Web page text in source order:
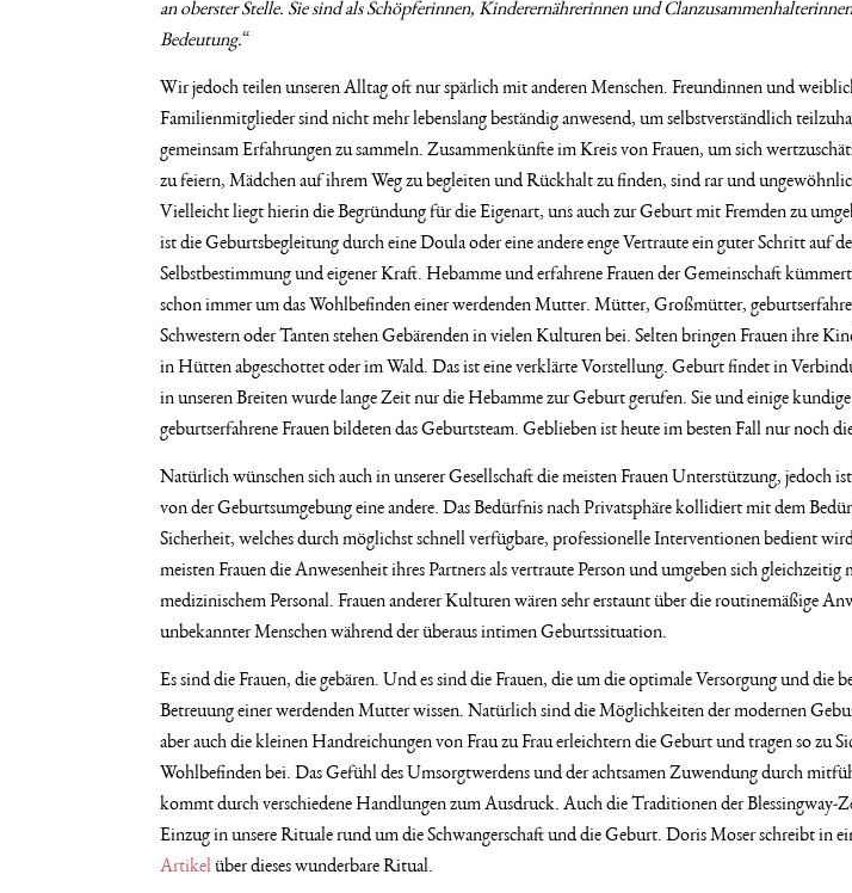
an oberster Stelle. Sie sind als Schöpferinnen, Kinderernährerinnen und
Bedeutung.“
Wir jedoch teilen unseren Alltag oft nur spärlich mit anderen Menschen. Freundinnen und
Familienmitglieder sind nicht mehr lebenslang beständig anwesend, um selbstverständlich
gemeinsam Erfahrungen zu sammeln. Zusammenkünfte im Kreis von Frauen, um sich
zu feiern, Mädchen auf ihrem Weg zu begleiten und Rückhalt zu finden, sind rar und
Vielleicht liegt hierin die Begründung für die Eigenart, uns auch zur Geburt mit Fremden zu
ist die Geburtsbegleitung durch eine Doula oder eine andere enge Vertraute ein guter Schritt auf
Selbstbestimmung und eigener Kraft. Hebamme und erfahrene Frauen der Gemeinschaft
schon immer um das Wohlbefinden einer werdenden Mutter. Mütter, Großmütter,
Schwestern oder Tanten stehen Gebärenden in vielen Kulturen bei. Selten bringen Frauen ihre
in Hütten abgeschottet oder im Wald. Das ist eine verklärte Vorstellung. Geburt findet in
in unseren Breiten wurde lange Zeit nur die Hebamme zur Geburt gerufen. Sie und einige
geburtserfahrene Frauen bildeten das Geburtsteam. Geblieben ist heute im besten Fall nur noch
Natürlich wünschen sich auch in unserer Gesellschaft die meisten Frauen Unterstützung, jedoch
von der Geburtsumgebung eine andere. Das Bedürfnis nach Privatsphäre kollidiert mit dem
Sicherheit, welches durch möglichst schnell verfügbare, professionelle Interventionen bedient
meisten Frauen die Anwesenheit ihres Partners als vertraute Person und umgeben sich gleichzeitig
medizinischem Personal. Frauen anderer Kulturen wären sehr erstaunt über die routinemäßige
unbekannter Menschen während der überaus intimen Geburtssituation.
Es sind die Frauen, die gebären. Und es sind die Frauen, die um die optimale Versorgung und die
Betreuung einer werdenden Mutter wissen. Natürlich sind die Möglichkeiten der modernen
aber auch die kleinen Handreichungen von Frau zu Frau erleichtern die Geburt und tragen so zu
Wohlbefinden bei. Das Gefühl des Umsorgtwerdens und der achtsamen Zuwendung durch
kommt durch verschiedene Handlungen zum Ausdruck. Auch die Traditionen der Blessingway-
Einzug in unsere Rituale rund um die Schwangerschaft und die Geburt. Doris Moser schreibt in
Artikelüber dieses wunderbare Ritual.